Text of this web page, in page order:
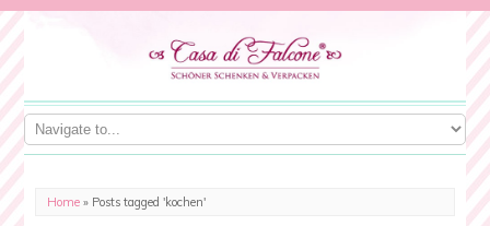
Home » Posts tagged 'kochen'